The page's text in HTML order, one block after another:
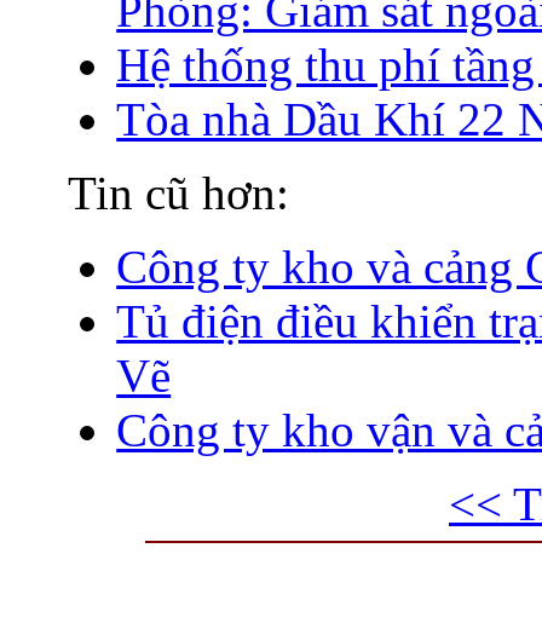
Hệ thống thu phí
Tòa nhà Dầu Khí 22
Tin cũ hơn:
Công ty kho và cảng
Tủ điện điều khiển
Vẽ
Công ty kho vận và
<<